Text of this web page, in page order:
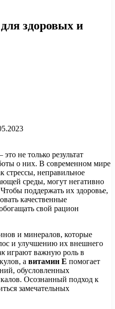
здоровых и
не только результат
о них. В современном мире
стрессы, неправильное
среды, могут негативно
поддержать их здоровье,
качественные
свой рацион
и минералов, которые
и улучшению их внешнего
играют важную роль в
а витамин E помогает
обусловленных
Осознанный подход к
замечательных